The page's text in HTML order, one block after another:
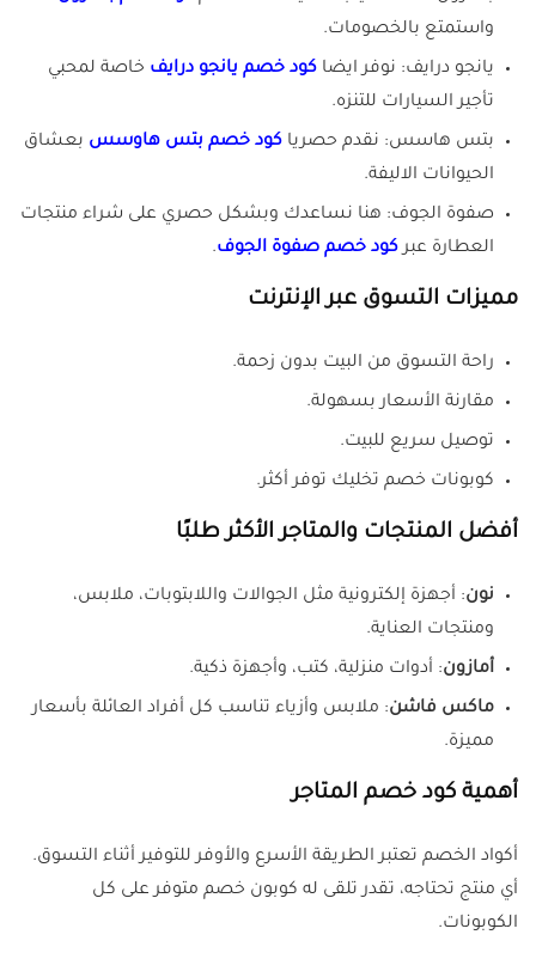
واستمتع بالخصومات.
يانجو درايف: نوفر ايضا كود خصم يانجو درايف خاصة لمحبي
تأجير السيارات للتنزه.
بتس هاسس: نقدم حصريا كود خصم بتس هاوسس بعشاق
الحيوانات الاليفة.
صفوة الجوف: هنا نساعدك وبشكل حصري على شراء منتجات
العطارة عبركود خصم صفوة الجوف.
مميزات التسوق عبر الإنترنت
راحة التسوق من البيت بدون زحمة.
مقارنة الأسعار بسهولة.
توصيل سريع للبيت.
كوبونات خصم تخليك توفر أكثر.
أفضل المنتجات والمتاجر الأكثر طلبًا
نون: أجهزة إلكترونية مثل الجوالات واللابتوبات، ملابس،
ومنتجات العناية.
أمازون: أدوات منزلية، كتب، وأجهزة ذكية.
ماكس فاشن: ملابس وأزياء تناسب كل أفراد العائلة بأسعار
مميزة.
أهمية كود خصم المتاجر
أكواد الخصم تعتبر الطريقة الأسرع والأوفر للتوفير أثناء التسوق.
أي منتج تحتاجه، تقدر تلقى له كوبون خصم متوفر على كل
الكوبونات.